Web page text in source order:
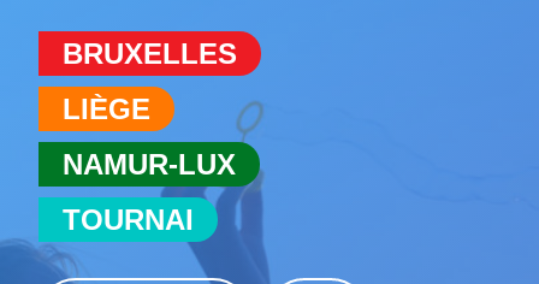
BRUXELLES
LIÈGE
NAMUR-LUX
TOURNAI